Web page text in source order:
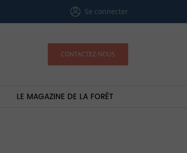
Se connecter
CONTACTEZ-NOUS
LE MAGAZINE DE LA FORÊT